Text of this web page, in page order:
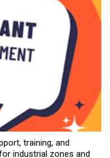
training, and
industrial zones and